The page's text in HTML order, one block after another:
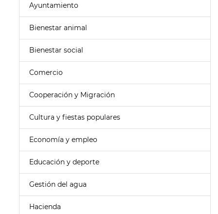
Ayuntamiento
Bienestar animal
Bienestar social
Comercio
Cooperación y Migración
Cultura y fiestas populares
Economía y empleo
Educación y deporte
Gestión del agua
Hacienda